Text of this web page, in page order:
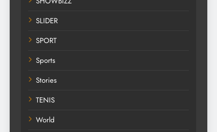
SLIDER
SPORT
Sports
Stories
TENIS
World